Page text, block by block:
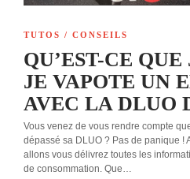
TUTOS / CONSEILS
QU’EST-CE
JE VAPOTE UN
AVEC LA DLUO
Vous venez de vous rendre compte
dépassé sa DLUO ? Pas de panique !
allons vous délivrez toutes les
de consommation. Que…